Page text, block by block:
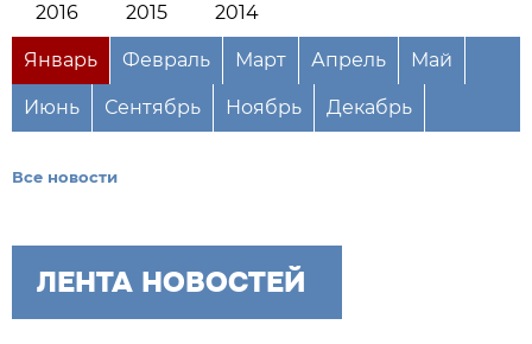
2016 2015 2014
Январь Февраль Март Апрель Май
Июнь Сентябрь Ноябрь Декабрь
Все новости
ЛЕНТА НОВОСТЕЙ